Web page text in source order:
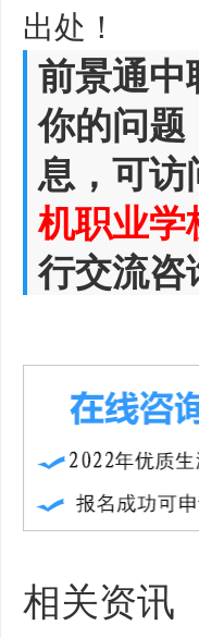
出处！
前景通中
你的问题
息，可
机职业学
行交流咨
相关资讯